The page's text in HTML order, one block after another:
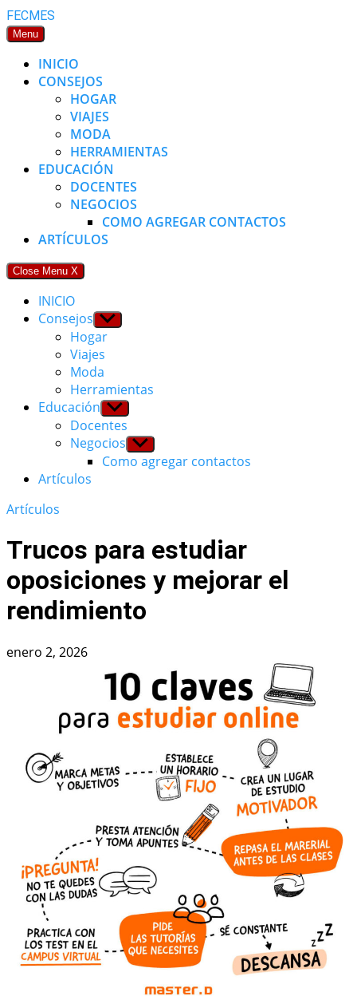
Skip
to
FECMES
Menu
INICIO
CONSEJOS
HOGAR
VIAJES
MODA
HERRAMIENTAS
EDUCACIÓN
DOCENTES
NEGOCIOS
COMO AGREGAR CONTACTOS
ARTÍCULOS
Close Menu X
INICIO
Consejos Show
sub
menu
Hogar
Viajes
Moda
Herramientas
Educación Show
sub
menu
Docentes
Negocios Show
sub
menu
Como agregar contactos
Artículos
Artículos
Trucos para estudiar
oposiciones y mejorar el
rendimiento
enero 2, 2026